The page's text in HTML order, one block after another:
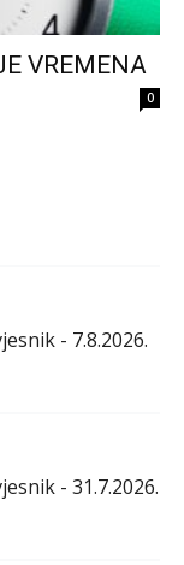
VREMENA
0
- 7.8.2026.
- 31.7.2026.